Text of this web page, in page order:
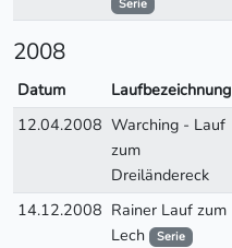
Serie
2008
Datum Laufbezeichnung
12.04.2008 Warching - Lauf
zum
Dreiländereck
14.12.2008 Rainer Lauf zum
Lech
Serie